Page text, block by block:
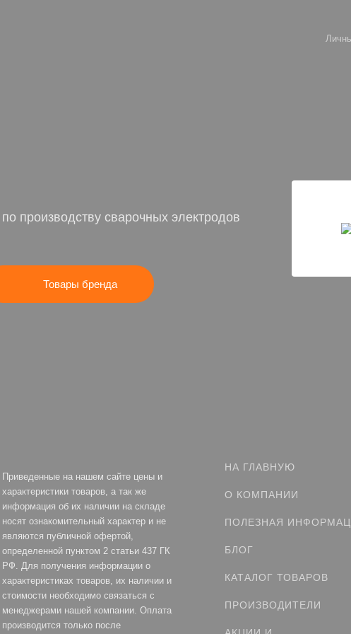
производству сварочных электродов
Товары бренда
Приведенные на нашем сайте цены и
характеристики товаров, а так же
информация об их наличии на складе
носят ознакомительный характер и не
являются публичной офертой,
определенной пунктом 2 статьи 437 ГК
РФ. Для получения информации о
характеристиках товаров, их наличии и
стоимости необходимо связаться с
менеджерами нашей компании. Оплата
производится только после
НА ГЛАВНУЮ
О КОМПАНИИ
ПОЛЕЗНАЯ
БЛОГ
КАТАЛОГ ТОВАРОВ
ПРОИЗВОДИТЕЛИ